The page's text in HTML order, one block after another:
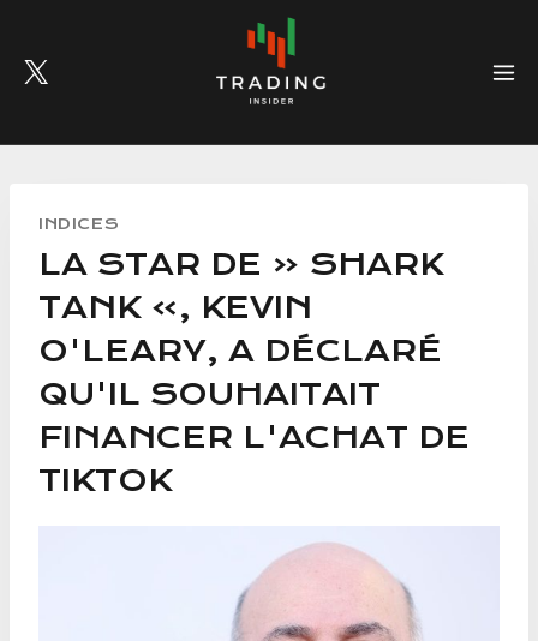
content
INDICES
LA STAR DE « SHARK
TANK », KEVIN
O'LEARY, A DÉCLARÉ
QU'IL SOUHAITAIT
FINANCER L'ACHAT DE
TIKTOK